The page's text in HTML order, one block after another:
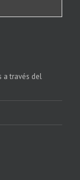
a través del